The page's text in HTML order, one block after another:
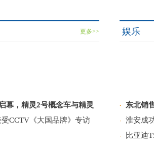
更多>>
幕，精灵2号概念车与精灵
CCTV《大国品牌》专访
娱乐
· 东北销
· 淮安成
· 比亚迪